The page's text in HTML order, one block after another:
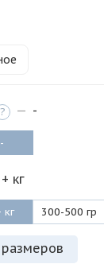
? — -
-
кг
кг 300-500 гр